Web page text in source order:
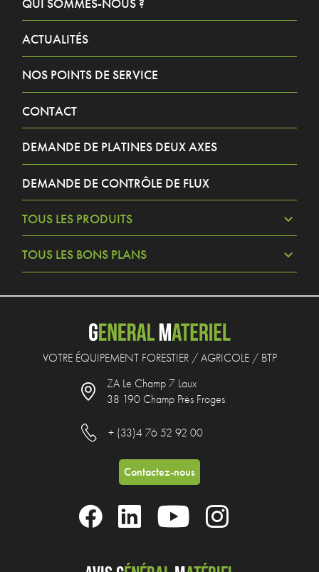
QUI SOMMES-NOUS ?
ACTUALITÉS
NOS POINTS DE SERVICE
CONTACT
DEMANDE DE PLATINES DEUX AXES
DEMANDE DE CONTRÔLE DE FLUX
TOUS LES PRODUITS
TOUS LES BONS PLANS
VOTRE ÉQUIPEMENT FORESTIER / AGRICOLE / BTP
ZA Le Champ 7 Laux
38 190 Champ Près Froges
+ (33)4 76 52 92 00
Contactez-nous